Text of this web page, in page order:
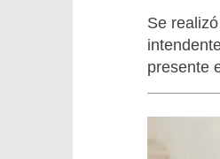
Se
presente